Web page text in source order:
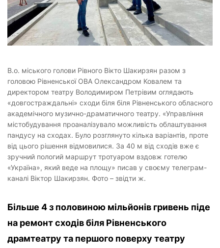
В.о. міського голови Рівного Вікто Шакирзян разом з
головою Рівненської ОВА Олександром Ковалем та
директором театру Володимиром Петрівим оглядають
«довгостраждальні» сходи біля біля Рівненського обласного
академічного музично-драматичного театру. «Управління
містобудування проаналізувало можливість облаштування
пандусу на сходах. Було розглянуто кілька варіантів, проте
від цього рішення відмовилися. За 40 м від сходів вже є
зручний пологий маршрут тротуаром вздовж готелю
«Україна», який веде на площу» писав у своєму телеграм-
каналі Віктор Шакирзян. Фото – звідти ж.
Більше 4 з половиною мільйонів гривень піде
на ремонт сходів біля Рівненського
драмтеатру та першого поверху театру